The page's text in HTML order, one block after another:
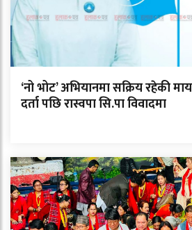
‘नो भोट’ अभियानमा सक्रिय रहेकी
दर्ता पछि रास्वपा सि.पा विवादमा